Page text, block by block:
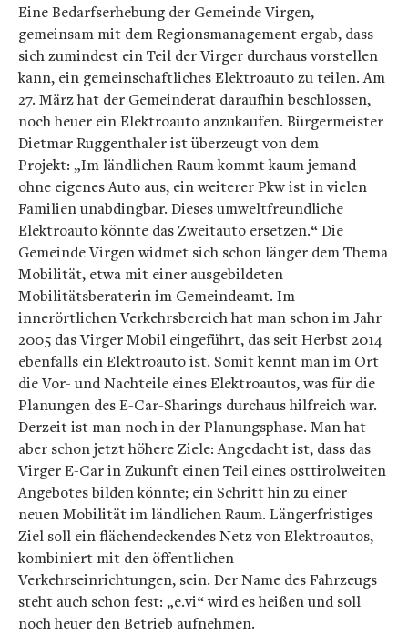
Eine Bedarfserhebung der Gemeinde Virgen,
gemeinsam mit dem Regionsmanagement ergab, dass
sich zumindest ein Teil der Virger durchaus vorstellen
kann, ein gemeinschaftliches Elektroauto zu teilen. Am
27. März hat der Gemeinderat daraufhin beschlossen,
noch heuer ein Elektroauto anzukaufen. Bürgermeister
Dietmar Ruggenthaler ist überzeugt von dem
Projekt: „Im ländlichen Raum kommt kaum jemand
ohne eigenes Auto aus, ein weiterer Pkw ist in vielen
Familien unabdingbar. Dieses umweltfreundliche
Elektroauto könnte das Zweitauto ersetzen.“ Die
Gemeinde Virgen widmet sich schon länger dem Thema
Mobilität, etwa mit einer ausgebildeten
Mobilitätsberaterin im Gemeindeamt. Im
innerörtlichen Verkehrsbereich hat man schon im Jahr
2005 das Virger Mobil eingeführt, das seit Herbst 2014
ebenfalls ein Elektroauto ist. Somit kennt man im Ort
die Vor- und Nachteile eines Elektroautos, was für die
Planungen des E-Car-Sharings durchaus hilfreich war.
Derzeit ist man noch in der Planungsphase. Man hat
aber schon jetzt höhere Ziele: Angedacht ist, dass das
Virger E-Car in Zukunft einen Teil eines osttirolweiten
Angebotes bilden könnte; ein Schritt hin zu einer
neuen Mobilität im ländlichen Raum. Längerfristiges
Ziel soll ein flächendeckendes Netz von Elektroautos,
kombiniert mit den öffentlichen
Verkehrseinrichtungen, sein. Der Name des Fahrzeugs
steht auch schon fest: „e.vi“ wird es heißen und soll
noch heuer den Betrieb aufnehmen.